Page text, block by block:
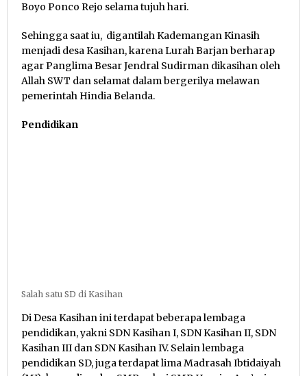
Boyo Ponco Rejo selama tujuh hari.
Sehingga saat iu, digantilah Kademangan Kinasih
menjadi desa Kasihan, karena Lurah Barjan berharap
agar Panglima Besar Jendral Sudirman dikasihan oleh
Allah SWT dan selamat dalam bergerilya melawan
pemerintah Hindia Belanda.
Pendidikan
Salah satu SD di Kasihan
Di Desa Kasihan ini terdapat beberapa lembaga
pendidikan, yakni SDN Kasihan I, SDN Kasihan II, SDN
Kasihan III dan SDN Kasihan IV. Selain lembaga
pendidikan SD, juga terdapat lima Madrasah Ibtidaiyah